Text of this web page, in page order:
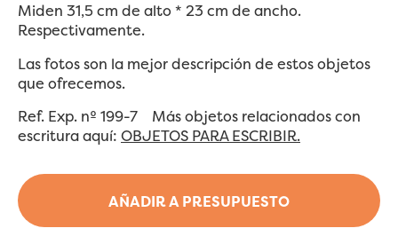
AÑADIR A PRESUPUESTO
Miden 31,5 cm de alto * 23 cm de ancho.
Respectivamente.
Las fotos son la mejor descripción de estos objetos
que ofrecemos.
Ref. Exp. nº 199-7 Más objetos relacionados con
escritura aquí: OBJETOS PARA ESCRIBIR.